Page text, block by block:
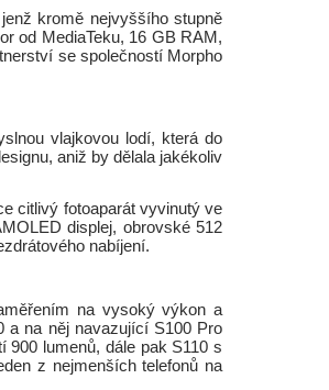
kromě nejvyššího stupně
od MediaTeku, 16 GB RAM,
se společností Morpho
vlajkovou lodí, která do
aniž by dělala jakékoliv
citlivý fotoaparát vyvinutý ve
displej, obrovské 512
nabíjení.
na vysoký výkon a
a na něj navazující S100 Pro
lumenů, dále pak S110 s
z nejmenších telefonů na